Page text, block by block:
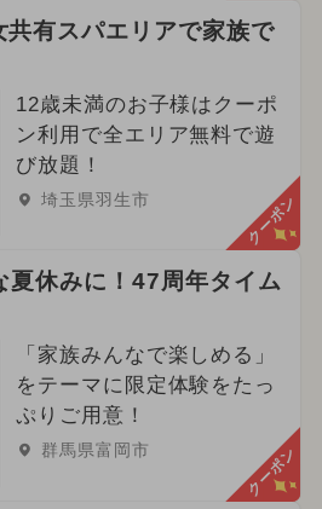
共有スパエリアで家族で
12歳未満のお子様はクーポ
ン利用で全エリア無料で遊
び放題！
埼玉県羽生市 クーポン
夏休みに！47周年タイム
「家族みんなで楽しめる」
をテーマに限定体験をたっ
ぷりご用意！
群馬県富岡市 クーポン